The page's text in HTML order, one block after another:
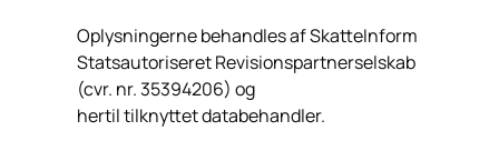
Oplysningerne behandles af SkatteInform
Statsautoriseret Revisionspartnerselskab
(cvr. nr. 35394206) og
hertil tilknyttet databehandler.